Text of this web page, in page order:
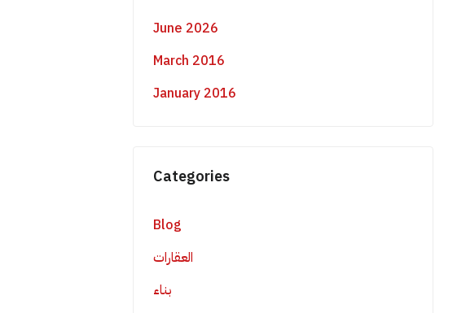
June 2026
March 2016
January 2016
Categories
Blog
العقارات
بناء